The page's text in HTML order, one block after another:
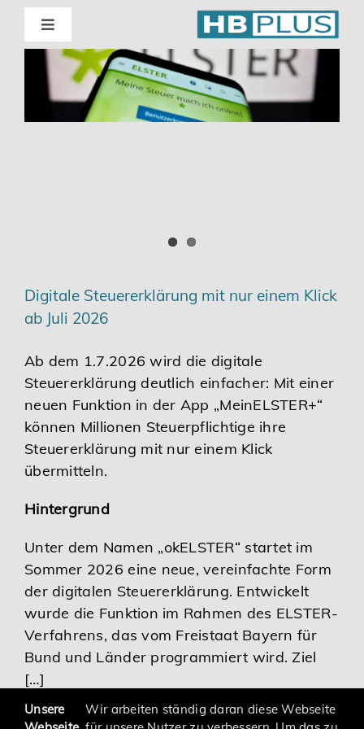
Skip
content
Toggle
Navigation
Standorte
Beratung
Karriere
Services
Digitale Steuererklärung mit nur einem Klick
ab Juli 2026
Ab dem 1.7.2026 wird die digitale
Steuererklärung deutlich einfacher: Mit einer
neuen Funktion in der App „MeinELSTER+“
können Millionen Steuerpflichtige ihre
Steuererklärung mit nur einem Klick
übermitteln.
Hintergrund
Unter dem Namen „okELSTER“ startet im
Sommer 2026 eine neue, vereinfachte Form
der digitalen Steuererklärung. Entwickelt
wurde die Funktion im Rahmen des ELSTER-
Verfahrens, das vom Freistaat Bayern für
Bund und Länder programmiert wird. Ziel
[…]
Unsere
Wir arbeiten ständig daran diese Webseite